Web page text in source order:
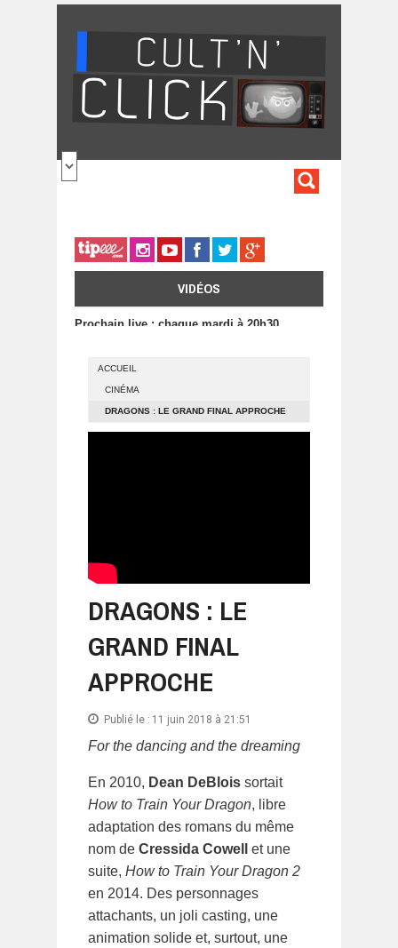
VIDÉOS
Prochain live : chaque mardi à 20h30
ACCUEIL
CINÉMA
DRAGONS : LE GRAND FINAL APPROCHE
DRAGONS : LE
GRAND FINAL
APPROCHE
Publié le : 11 juin 2018 à 21:51
For the dancing and the dreaming
En 2010, Dean DeBlois sortait
How to Train Your Dragon, libre
adaptation des romans du même
nom de Cressida Cowell
et une
suite, How to Train Your Dragon 2
en 2014. Des personnages
attachants, un joli casting, une
animation solide et, surtout, une